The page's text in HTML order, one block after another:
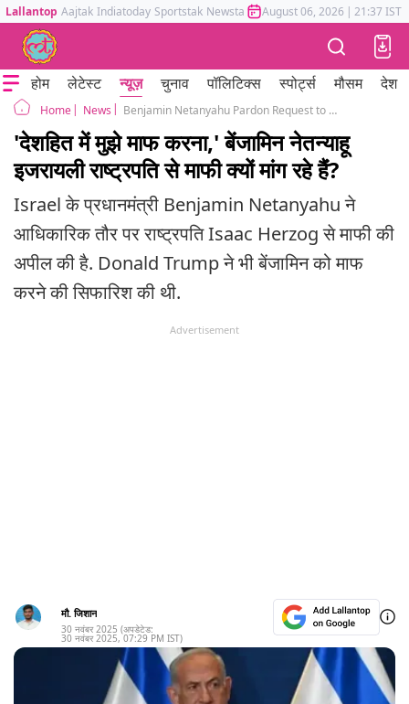
Lallantop Aajtak Indiatoday Sportstak Newstak Mumbai Tak Astrotak
August 06, 2026 | 21:37 IST
होम लेटेस्ट न्यूज़ चुनाव पॉलिटिक्स स्पोर्ट्स मौसम देश
Home News Benjamin Netanyahu Pardon Request to Israel President Isaac Herzog in national interest Corruption Cases
'देशहित में मुझे माफ करना,' बेंजामिन नेतन्याहू
इजरायली राष्ट्रपति से माफी क्यों मांग रहे हैंं?
Israel के प्रधानमंत्री Benjamin Netanyahu ने
आधिकारिक तौर पर राष्ट्रपति Isaac Herzog से माफी की
अपील की है. Donald Trump ने भी बेंजामिन को माफ
करने की सिफारिश की थी.
Advertisement
मौ. जिशान
30 नवंबर 2025 (अपडेटेड:
30 नवंबर 2025, 07:29 PM IST)